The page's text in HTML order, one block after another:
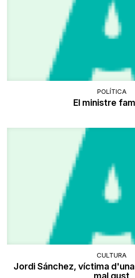
POLÍTICA
El ministre
CULTURA
Jordi Sánchez, víctima